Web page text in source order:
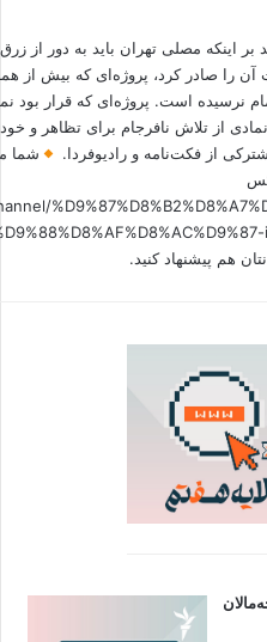
بر اینکه مصلی تهران باید به دور از
را صادر کرد، پروژه‌ای که بیش از
نرسیده است. پروژه‌ای که قرار بود
نمادی از تلاش نافرجام برای تظاهر و
از فکت‌نامه و رادیوفردا.
شما
هم پیشنهاد کنید.